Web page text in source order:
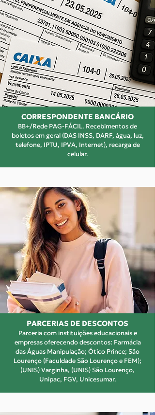
CORRESPONDENTE BANCÁRIO
BB+/Rede PAG-FÁCIL. Recebimentos de
boletos em geral (DAS INSS, DARF, água, luz,
telefone, IPTU, IPVA, Internet), recarga de
celular.
PARCERIAS DE DESCONTOS
Parceria com instituições educacionais e
empresas oferecendo descontos: Farmácia
das Águas Manipulação; Ótico Prince; São
Lourenço (Faculdade São Lourenço e FEM);
(UNIS) Varginha, (UNIS) São Lourenço,
Unipac, FGV, Unicesumar.